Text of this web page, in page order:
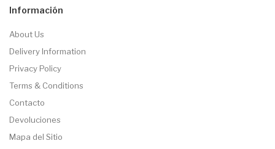
Información
About Us
Delivery Information
Privacy Policy
Terms & Conditions
Contacto
Devoluciones
Mapa del Sitio